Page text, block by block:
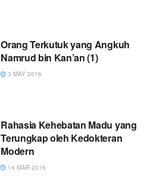
Orang Terkutuk yang Angkuh
Namrud bin Kan’an (1)
3 MAY 2016
Rahasia Kehebatan Madu yang
Terungkap oleh Kedokteran
Modern
14 MAR 2016